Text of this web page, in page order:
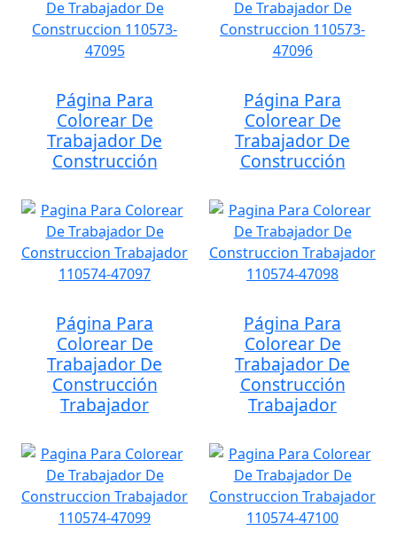
Página Para
Colorear De
Trabajador De
Construcción
Página Para
Colorear De
Trabajador De
Construcción
Página Para
Colorear De
Trabajador De
Construcción
Trabajador
Página Para
Colorear De
Trabajador De
Construcción
Trabajador